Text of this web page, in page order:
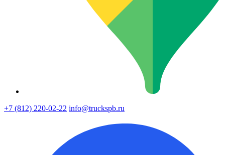
+7 (812) 220-02-22 info@truckspb.ru